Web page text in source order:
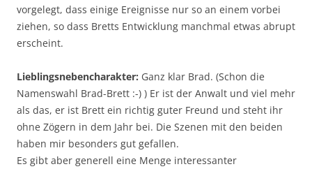
vorgelegt, dass einige Ereignisse nur so an einem vorbei
ziehen, so dass Bretts Entwicklung manchmal etwas abrupt
erscheint.
Lieblingsnebencharakter: Ganz klar Brad. (Schon die
Namenswahl Brad-Brett :-) ) Er ist der Anwalt und viel mehr
als das, er ist Brett ein richtig guter Freund und steht ihr
ohne Zögern in dem Jahr bei. Die Szenen mit den beiden
haben mir besonders gut gefallen.
Es gibt aber generell eine Menge interessanter